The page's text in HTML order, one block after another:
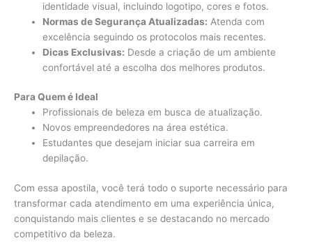
identidade visual, incluindo logotipo, cores e fotos.
Normas de Segurança Atualizadas: Atenda com
excelência seguindo os protocolos mais recentes.
Dicas Exclusivas: Desde a criação de um ambiente
confortável até a escolha dos melhores produtos.
Para Quem é Ideal
Profissionais de beleza em busca de atualização.
Novos empreendedores na área estética.
Estudantes que desejam iniciar sua carreira em
depilação.
Com essa apostila, você terá todo o suporte necessário para
transformar cada atendimento em uma experiência única,
conquistando mais clientes e se destacando no mercado
competitivo da beleza.